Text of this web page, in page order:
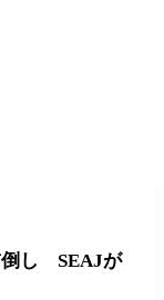
倒し SEAJが